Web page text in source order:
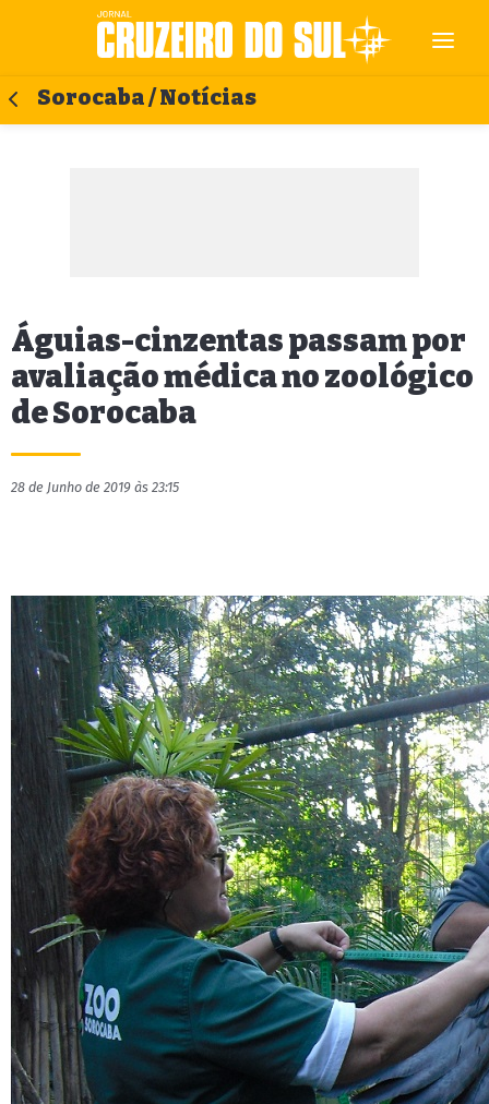
Sorocaba / Notícias
Águias-cinzentas passam por
avaliação médica no zoológico
de Sorocaba
28 de Junho de 2019 às 23:15